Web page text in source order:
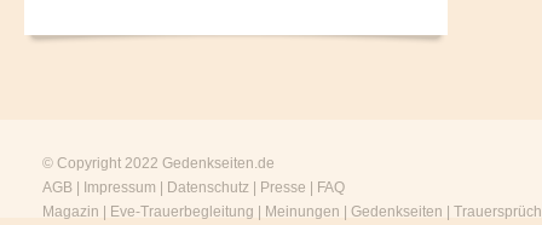
© Copyright 2022 Gedenkseiten.de
AGB
Impressum Datenschutz Presse
FAQ
Magazin
Eve-Trauerbegleitung Meinungen Gedenkseiten